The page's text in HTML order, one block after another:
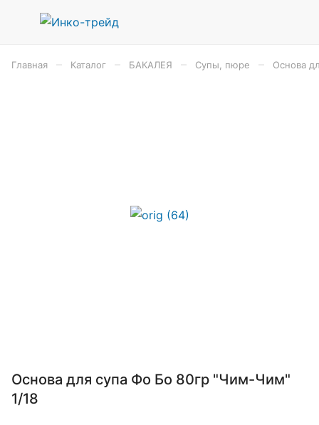
Главная Каталог БАКАЛЕЯ Супы, пюре Основа
Основа для супа Фо Бо 80гр "Чим-Чим"
1/18